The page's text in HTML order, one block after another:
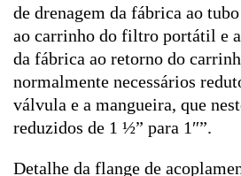
de drenagem da fábrica ao
ao carrinho do filtro portátil e
da fábrica ao retorno do
normalmente necessários
válvula e a mangueira, que
reduzidos de 1 ½” para 1″”.
Detalhe da flange de